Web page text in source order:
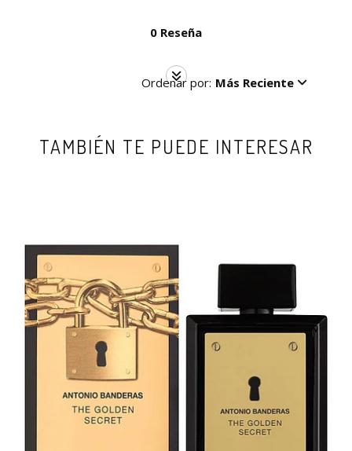
0 Reseña
Ordenar por: Más Reciente
TAMBIÉN TE PUEDE INTERESAR